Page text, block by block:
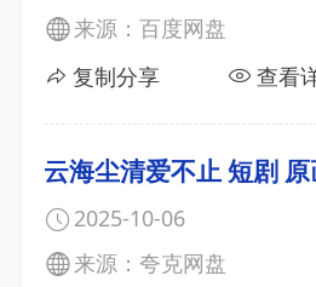
来源：百度网盘
复制分享
查看
云海尘清爱不止 短剧
2025-10-06
来源：夸克网盘